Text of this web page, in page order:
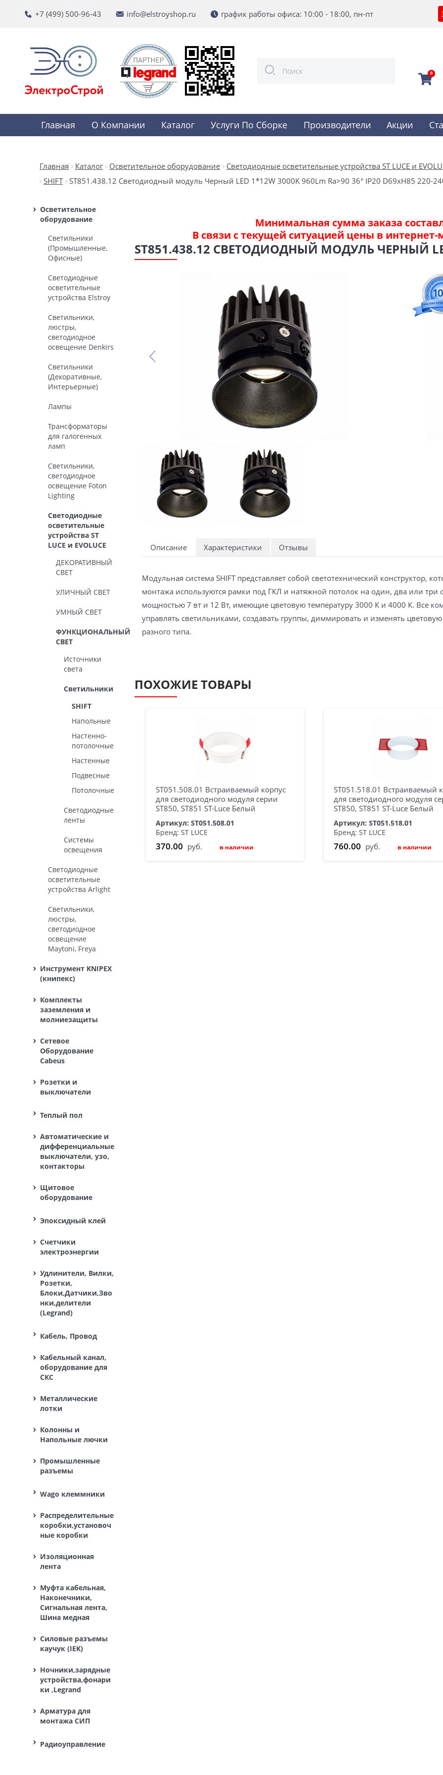
+7 (499) 500-96-43 info@elstroyshop.ru график работы офиса: 10:00 - 18:00, пн-пт
0
Главная О Компании Каталог Услуги По Сборке Производители Акции
Главная Каталог Осветительное оборудование Светодиодные осветительные устройства ST LUCE и
SHIFT
ST851.438.12 Светодиодный модуль Черный LED 1*12W 3000K 960Lm Ra>90 36° IP20 D69xH85 220-
Осветительное
оборудование
Светильники
(Промышленные,
Офисные)
Светодиодные
осветительные
устройства Elstroy
Светильники,
люстры,
светодиодное
освещение Denkirs
Светильники
(Декоративные,
Интерьерные)
Лампы
Трансформаторы
для галогенных
ламп
Светильники,
светодиодное
освещение Foton
Lighting
Светодиодные
осветительные
устройства ST
LUCE и EVOLUCE
ДЕКОРАТИВНЫЙ
СВЕТ
УЛИЧНЫЙ СВЕТ
УМНЫЙ СВЕТ
ФУНКЦИОНАЛЬНЫЙ
СВЕТ
Источники
света
Светильники
SHIFT
Напольные
Настенно-
потолочные
Настенные
Подвесные
Потолочные
Светодиодные
ленты
Системы
освещения
Светодиодные
осветительные
устройства Arlight
Светильники,
люстры,
светодиодное
освещение
Maytoni, Freya
Инструмент KNIPEX
(книпекс)
Комплекты
заземления и
молниезащиты
Сетевое
Оборудование
Cabeus
Розетки и
выключатели
Теплый пол
Автоматические и
дифференциальные
выключатели, узо,
контакторы
Щитовое
оборудование
Эпоксидный клей
Счетчики
электроэнергии
Удлинители, Вилки,
Розетки,
Блоки,Датчики,Зво
нки,делители
(Legrand)
Кабель, Провод
Кабельный канал,
оборудование для
СКС
Металлические
лотки
Колонны и
Напольные лючки
Промышленные
разъемы
Wago клеммники
Распределительные
коробки,установоч
ные коробки
Изоляционная
лента
Муфта кабельная,
Наконечники,
Сигнальная лента,
Шина медная
Силовые разъемы
каучук (IEK)
Ночники,зарядные
устройства,фонари
ки ,Legrand
Арматура для
монтажа СИП
Радиоуправление
Минимальная сумма заказа
В связи с текущей ситуацией цены в интернет-
ST851.438.12 СВЕТОДИОДНЫЙ МОДУЛЬ ЧЕРНЫЙ LED
Описание Характеристики Отзывы
Модульная система SHIFT представляет собой светотехнический
монтажа используются рамки под ГКЛ и натяжной потолок на один, два или
мощностью 7 вт и 12 Вт, имеющие цветовую температуру 3000 К и 4000 К. Все
управлять светильниками, создавать группы, диммировать и изменять
разного типа.
ПОХОЖИЕ ТОВАРЫ
ST051.508.01 Встраиваемый корпус
для светодиодного модуля серии
ST850, ST851 ST-Luce Белый
Артикул: ST051.508.01
Бренд: ST LUCE
370.00 руб. в наличии
ST051.518.01 Встраиваемый
для светодиодного модуля
ST850, ST851 ST-Luce Белый
Артикул: ST051.518.01
Бренд: ST LUCE
760.00 руб. в наличии